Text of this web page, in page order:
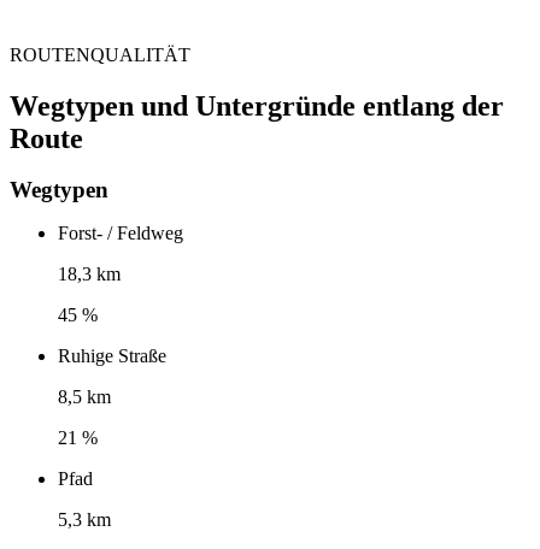
ROUTENQUALITÄT
Wegtypen und Untergründe entlang der
Route
Wegtypen
Forst- / Feldweg
18,3 km
45 %
Ruhige Straße
8,5 km
21 %
Pfad
5,3 km